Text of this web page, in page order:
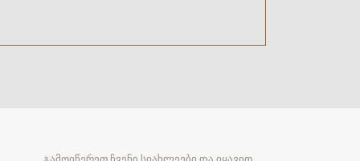
გამოიწერეთ ჩვენი სიახლეები და იყავით